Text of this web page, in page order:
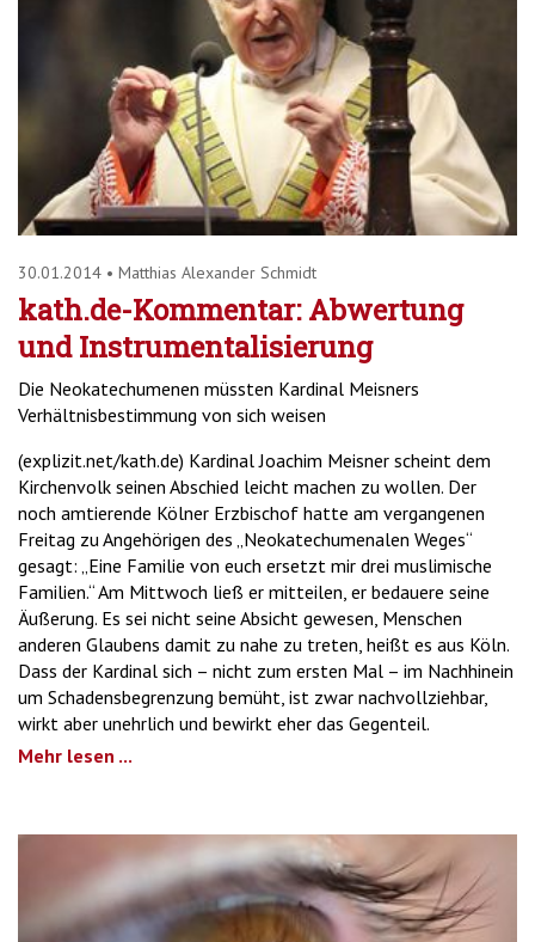
30.01.2014 • Matthias Alexander Schmidt
kath.de-Kommentar: Abwertung
und Instrumentalisierung
Die Neokatechumenen müssten Kardinal Meisners
Verhältnisbestimmung von sich weisen
(explizit.net/kath.de) Kardinal Joachim Meisner scheint dem
Kirchenvolk seinen Abschied leicht machen zu wollen. Der
noch amtierende Kölner Erzbischof hatte am vergangenen
Freitag zu Angehörigen des „Neokatechumenalen Weges“
gesagt: „Eine Familie von euch ersetzt mir drei muslimische
Familien.“ Am Mittwoch ließ er mitteilen, er bedauere seine
Äußerung. Es sei nicht seine Absicht gewesen, Menschen
anderen Glaubens damit zu nahe zu treten, heißt es aus Köln.
Dass der Kardinal sich – nicht zum ersten Mal – im Nachhinein
um Schadensbegrenzung bemüht, ist zwar nachvollziehbar,
wirkt aber unehrlich und bewirkt eher das Gegenteil.
Mehr lesen ...